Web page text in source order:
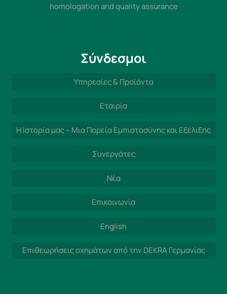
homologation and quality assurance
Σύνδεσμοι
Υπηρεσίες & Προϊόντα
Εταιρία
Η Ιστορία μας – Μια Πορεία Εμπιστοσύνης και Εξέλιξης
Συνεργάτες
Νέα
Επικοινωνία
English
Επιθεωρήσεις οχημάτων από την DEKRA Γερμανίας